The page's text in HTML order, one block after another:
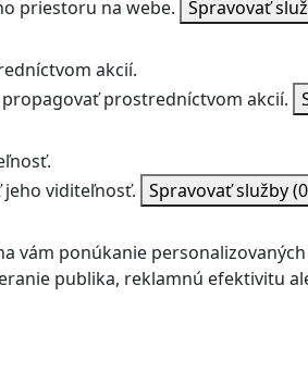
priestoru na webe. Spravovať
akcií.
prostredníctvom akcií.
jeho viditeľnosť. Spravovať služby
vám ponúkanie
publika, reklamnú efektivitu